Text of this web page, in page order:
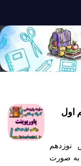
اول
نوزدهم
به صورت